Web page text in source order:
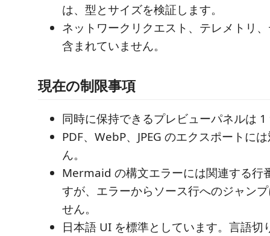
は、型とサイズを検証します。
ネットワークリクエスト、テレメトリ
含まれていません。
現在の制限事項
同時に保持できるプレビューパネルは
PDF、WebP、JPEG のエクスポートに
ん。
Mermaid の構文エラーには関連する行
すが、エラーからソース行へのジャン
せん。
日本語 UI を標準としています。言語切